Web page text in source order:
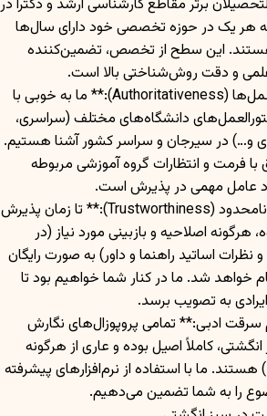
برتر مقاطع کارشناسی ارشد و دکترا در
یک در حوزه تخصصی خود دارای سال‌ها
این سطح از تخصص، تضمین‌کننده
علمی و دقت روش‌شناختی بالا است.
* **رعایت کامل دستورالعمل‌ها (Authoritativeness):** ما به خوبی با
دانشگاه‌های مختلف (سراسری،
و…) در سیرجان و سراسر کشور آشنا هستیم.
با فرمت و انتظارات گروه آموزشی مربوطه
عامل مهمی در پذیرش است.
* **پشتیبانی و اصلاحات نامحدود (Trustworthiness):** تا زمان پذیرش
هرگونه اصلاحیه و بازبینی مورد نیاز (در
نظرات اساتید راهنما و داور) به صورت رایگان
خواهد شد. ما در کنار شما خواهیم بود تا
به تصویب برسد.
ادبی:** تمامی پروپوزال‌های نگارش
کاملاً اصیل بوده و عاری از هرگونه
سرقت ادبی (Plagiarism) هستند. ما با استفاده از نرم‌افزارهای پیشرفته
را به شما تضمین می‌دهیم.